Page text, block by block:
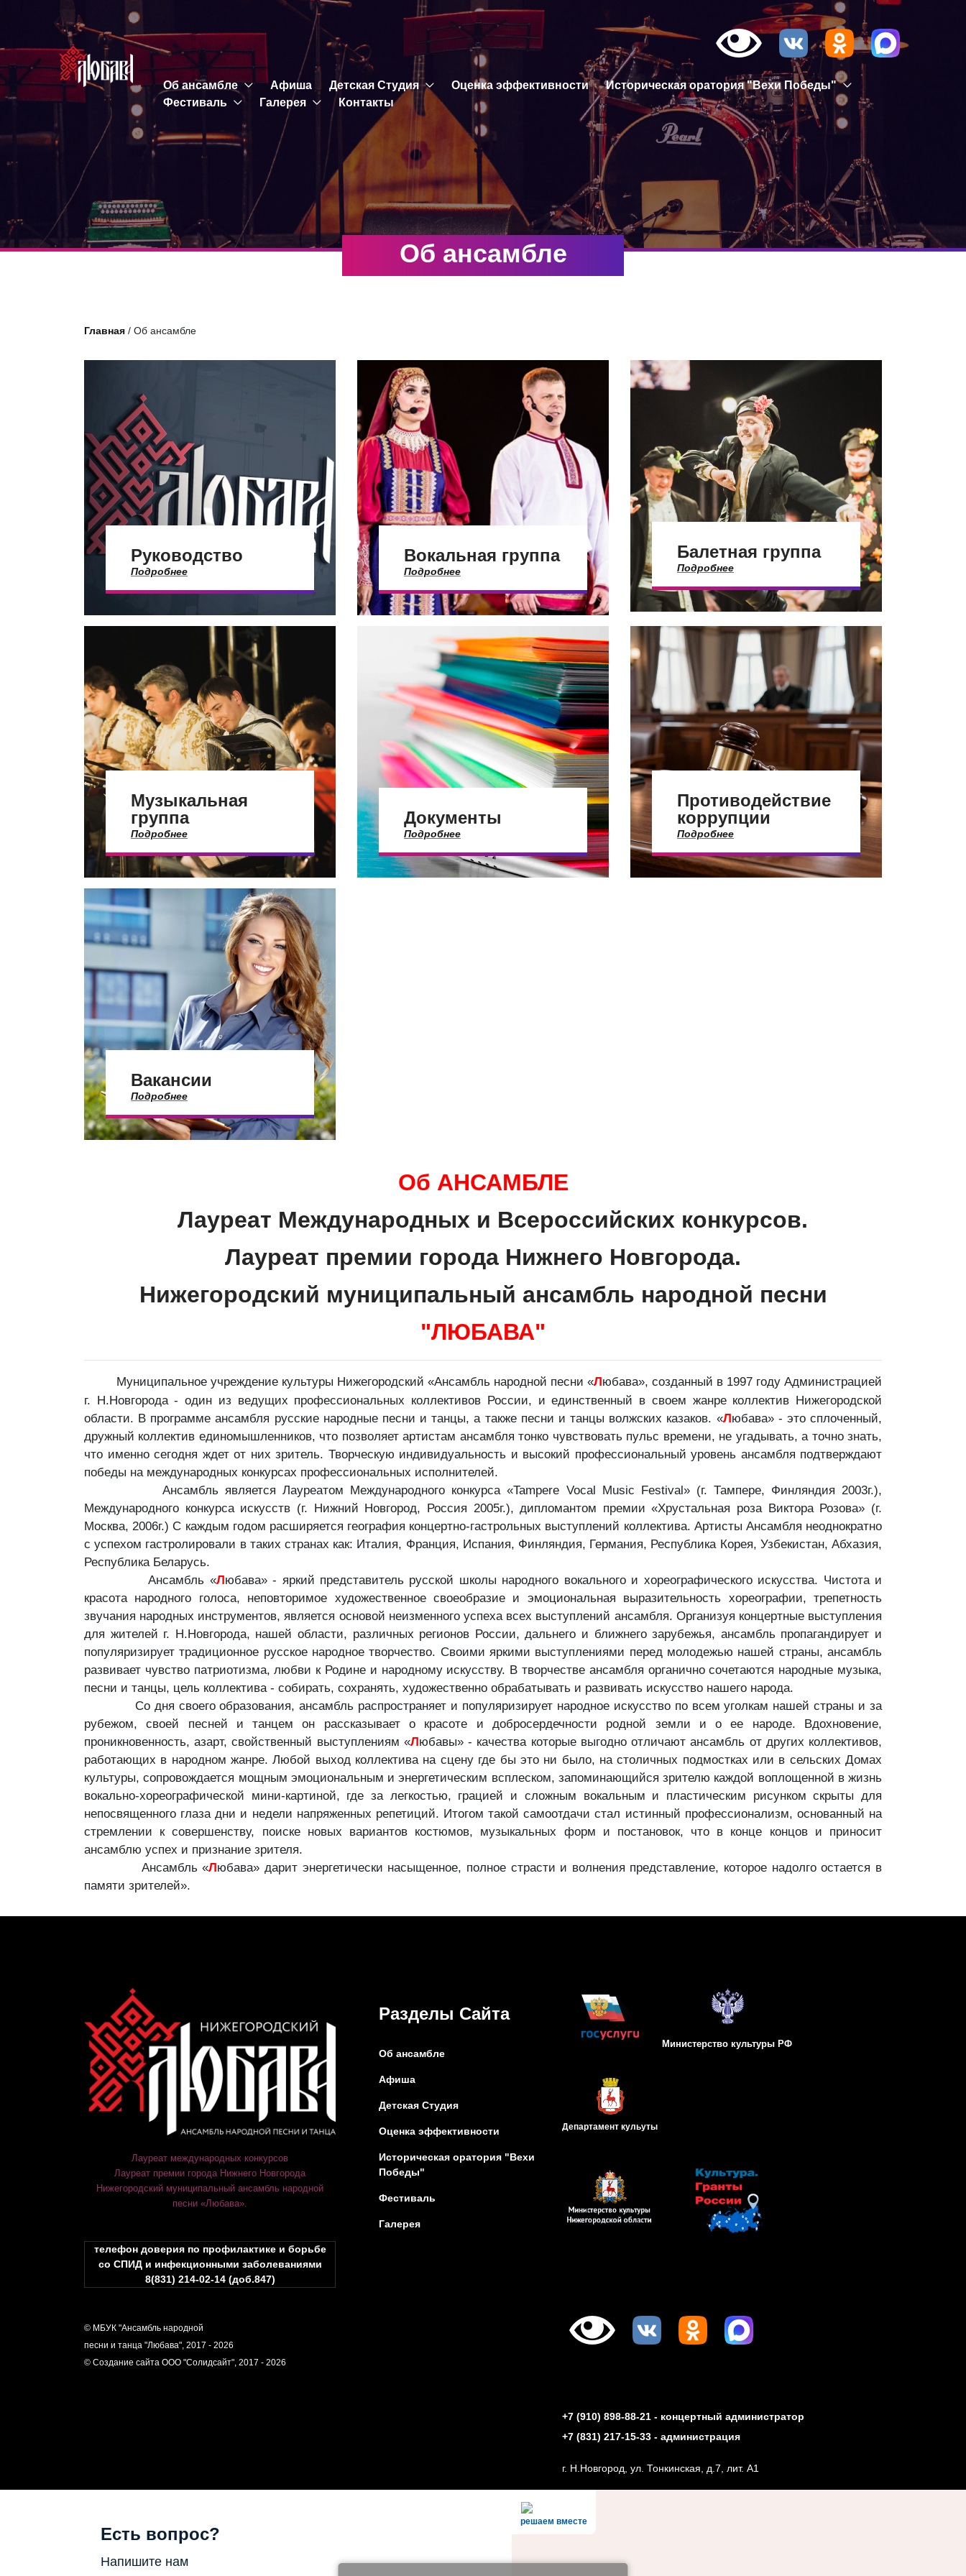
Об ансамбле Афиша Детская Студия Оценка эффективности
Историческая оратория "Вехи Победы"
Фестиваль
Галерея Контакты
Об ансамбле
Главная / Об ансамбле
Руководство
Подробнее
Вокальная группа
Подробнее
Балетная группа
Подробнее
Музыкальная
группа
Подробнее
Документы
Подробнее
Противодействие
коррупции
Подробнее
Вакансии
Подробнее
Об АНСАМБЛЕ
Лауреат Международных и Всероссийских конкурсов.
Лауреат премии города Нижнего Новгорода.
Нижегородский муниципальный ансамбль народной песни
"ЛЮБАВА"
Муниципальное учреждение культуры Нижегородский «Ансамбль народной песни «Л юбава», созданный в 1997 году Администрацией
г. Н.Новгорода - один из ведущих профессиональных коллективов России, и единственный в своем жанре коллектив Нижегородской
области. В программе ансамбля русские народные песни и танцы, а также песни и танцы волжских казаков. «Л юбава» - это сплоченный,
дружный коллектив единомышленников, что позволяет артистам ансамбля тонко чувствовать пульс времени, не угадывать, а точно знать,
что именно сегодня ждет от них зритель. Творческую индивидуальность и высокий профессиональный уровень ансамбля подтверждают
победы на международных конкурсах профессиональных исполнителей.
Ансамбль является Лауреатом Международного конкурса «Tampere Vocal Music Festival» (г. Тампере, Финляндия 2003г.),
Международного конкурса искусств (г. Нижний Новгород, Россия 2005г.), дипломантом премии «Хрустальная роза Виктора Розова» (г.
Москва, 2006г.) С каждым годом расширяется география концертно-гастрольных выступлений коллектива. Артисты Ансамбля неоднократно
с успехом гастролировали в таких странах как: Италия, Франция, Испания, Финляндия, Германия, Республика Корея, Узбекистан, Абхазия,
Республика Беларусь.
Ансамбль «Л юбава» - яркий представитель русской школы народного вокального и хореографического искусства. Чистота и
красота народного голоса, неповторимое художественное своеобразие и эмоциональная выразительность хореографии, трепетность
звучания народных инструментов, является основой неизменного успеха всех выступлений ансамбля. Организуя концертные выступления
для жителей г. Н.Новгорода, нашей области, различных регионов России, дальнего и ближнего зарубежья, ансамбль пропагандирует и
популяризирует традиционное русское народное творчество. Своими яркими выступлениями перед молодежью нашей страны, ансамбль
развивает чувство патриотизма, любви к Родине и народному искусству. В творчестве ансамбля органично сочетаются народные музыка,
песни и танцы, цель коллектива - собирать, сохранять, художественно обрабатывать и развивать искусство нашего народа.
Со дня своего образования, ансамбль распространяет и популяризирует народное искусство по всем уголкам нашей страны и за
рубежом, своей песней и танцем он рассказывает о красоте и добросердечности родной земли и о ее народе. Вдохновение,
проникновенность, азарт, свойственный выступлениям «Л юбавы» - качества которые выгодно отличают ансамбль от других коллективов,
работающих в народном жанре. Любой выход коллектива на сцену где бы это ни было, на столичных подмостках или в сельских Домах
культуры, сопровождается мощным эмоциональным и энергетическим всплеском, запоминающийся зрителю каждой воплощенной в жизнь
вокально-хореографической мини-картиной, где за легкостью, грацией и сложным вокальным и пластическим рисунком скрыты для
непосвященного глаза дни и недели напряженных репетиций. Итогом такой самоотдачи стал истинный профессионализм, основанный на
стремлении к совершенству, поиске новых вариантов костюмов, музыкальных форм и постановок, что в конце концов и приносит
ансамблю успех и признание зрителя.
Ансамбль «Л юбава» дарит энергетически насыщенное, полное страсти и волнения представление, которое надолго остается в
памяти зрителей».
Лауреат международных конкурсов
Лауреат премии города Нижнего Новгорода
Нижегородский муниципальный ансамбль народной
песни «Любава».
телефон доверия по профилактике и борьбе
со СПИД и инфекционными заболеваниями
8(831) 214-02-14 (доб.847)
© МБУК "Ансамбль народной
песни и танца "Любава", 2017 - 2026
© Создание сайта ООО "Солидсайт", 2017 - 2026
Разделы Сайта
Об ансамбле
Афиша
Детская Студия
Оценка эффективности
Историческая оратория "Вехи
Победы"
Фестиваль
Галерея
Министерство культуры РФ
Департамент кульуты
+7 (910) 898-88-21 - концертный администратор
+7 (831) 217-15-33 - администрация
г. Н.Новгород, ул. Тонкинская, д.7, лит. А1
решаем вместе
Есть вопрос?
Напишите нам